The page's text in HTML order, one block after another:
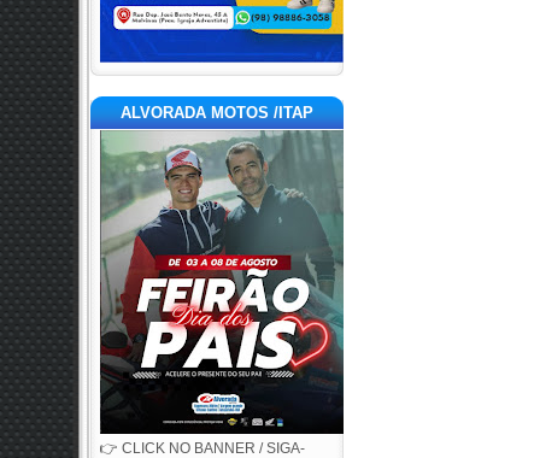
ALVORADA MOTOS /ITAP
👉 CLICK NO BANNER / SIGA-